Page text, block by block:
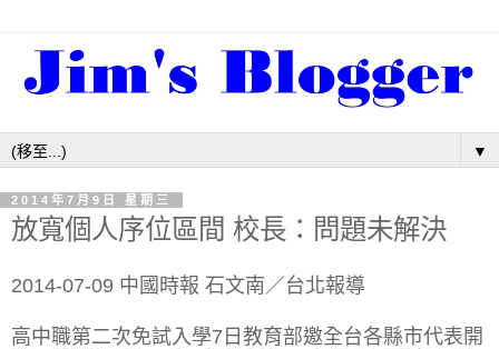
▼
2014年7月9日 星期三
放寬個人序位區間 校長：問題未解決
2014-07-09 中國時報 石文南／台北報導
高中職第二次免試入學7日教育部邀全台各縣市代表開